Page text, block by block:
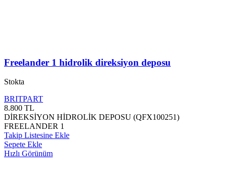
Freelander 1 hidrolik direksiyon deposu
Stokta
BRITPART
8.800 TL
DİREKSİYON HİDROLİK DEPOSU (QFX100251)
FREELANDER 1
Takip Listesine Ekle
Sepete Ekle
Hızlı Görünüm